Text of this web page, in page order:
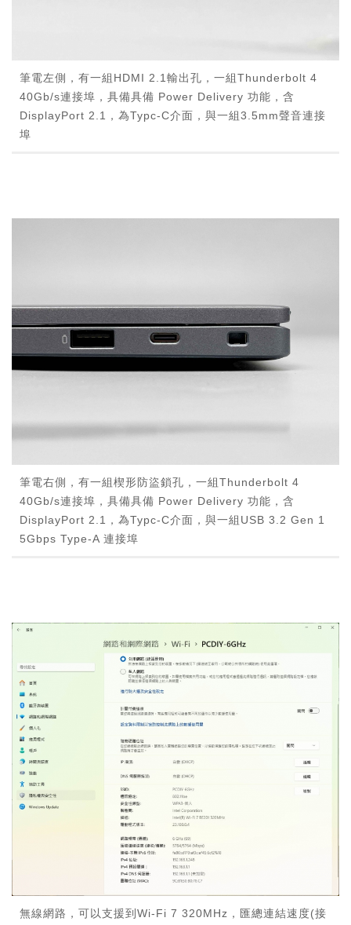
筆電左側，有一組HDMI 2.1輸出孔，一組Thunderbolt 4
40Gb/s連接埠，具備具備 Power Delivery 功能，含
DisplayPort 2.1，為Typc-C介面，與一組3.5mm聲音連接
埠
筆電右側，有一組楔形防盜鎖孔，一組Thunderbolt 4
40Gb/s連接埠，具備具備 Power Delivery 功能，含
DisplayPort 2.1，為Typc-C介面，與一組USB 3.2 Gen 1
5Gbps Type-A 連接埠
無線網路，可以支援到Wi-Fi 7 320MHz，匯總連結速度(接